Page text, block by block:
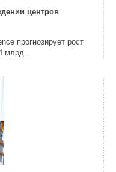
центров
прогнозирует рост
млрд ...